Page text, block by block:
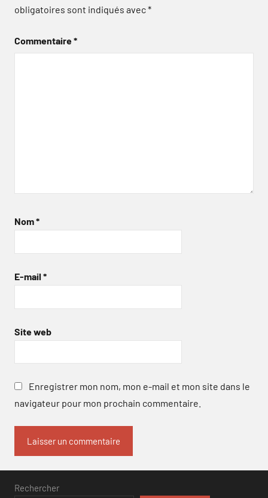
obligatoires sont indiqués avec*
Commentaire*
Nom*
E-mail *
Site web
Enregistrer mon nom, mon e-mail et mon site dans le
navigateur pour mon prochain commentaire.
Rechercher